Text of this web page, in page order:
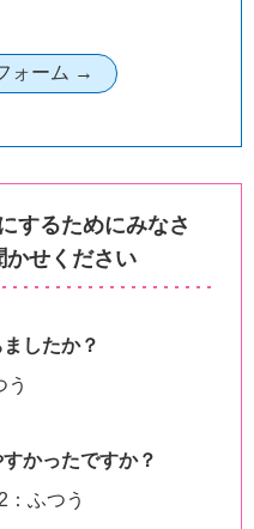
するためにみなさ
かせください
したか？
う
かったですか？
2：ふつう